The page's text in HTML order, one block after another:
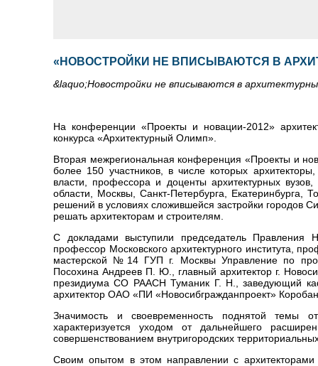
«НОВОСТРОЙКИ НЕ ВПИСЫВАЮТСЯ В
&laquo;Новостройки не вписываются в
На конференции «Проекты и новации-2012»
конкурса «Архитектурный Олимп».
Вторая межрегиональная конференция «Проекты и
более 150 участников, в числе которых
власти, профессора и доценты архитектурных
области, Москвы, Санкт-Петербурга, Екатеринбурга,
решений в условиях сложившейся застройки городов
решать архитекторам и строителям.
С докладами выступили председатель Правления
профессор Московского архитектурного института,
мастерской №14 ГУП г. Москвы Управление по
Посохина Андреев П. Ю., главный архитектор г.
президиума СО РААСН Туманик Г. Н., заведующий
архитектор ОАО «ПИ «Новосибгражданпроект»
Значимость и своевременность поднятой темы
характеризуется уходом от дальнейшего
совершенствованием внутригородских
Своим опытом в этом направлении с